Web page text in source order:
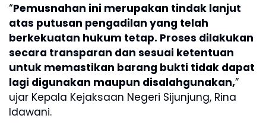
“Pemusnahan ini merupakan tindak lanjut
atas putusan pengadilan yang telah
berkekuatan hukum tetap. Proses dilakukan
secara transparan dan sesuai ketentuan
untuk memastikan barang bukti tidak dapat
lagi digunakan maupun disalahgunakan,”
ujar Kepala Kejaksaan Negeri Sijunjung, Rina
Idawani.